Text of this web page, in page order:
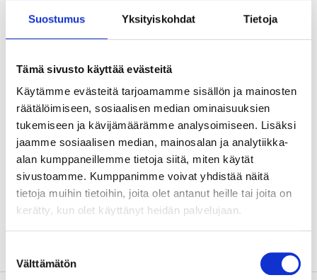
Suostumus Yksityiskohdat Tietoja
Tämä sivusto käyttää evästeitä
Käytämme evästeitä tarjoamamme sisällön ja mainosten
räätälöimiseen, sosiaalisen median ominaisuuksien
tukemiseen ja kävijämäärämme analysoimiseen. Lisäksi
jaamme sosiaalisen median, mainosalan ja analytiikka-
alan kumppaneillemme tietoja siitä, miten käytät
sivustoamme. Kumppanimme voivat yhdistää näitä
tietoja muihin tietoihin, joita olet antanut heille tai joita on
kerätty, kun olet käyttänyt heidän palvelujaan.
valinta
Välttämätön
Teknisk specifikation
Diameter
185 mm
Bredd
30 mm
Bromssystem
ATE